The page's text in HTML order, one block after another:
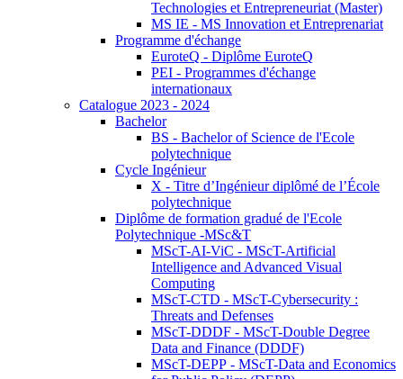
Technologies et Entrepreneuriat (Master)
MS IE - MS Innovation et Entreprenariat
Programme d'échange
EuroteQ - Diplôme EuroteQ
PEI - Programmes d'échange
internationaux
Catalogue 2023 - 2024
Bachelor
BS - Bachelor of Science de l'Ecole
polytechnique
Cycle Ingénieur
X - Titre d’Ingénieur diplômé de l’École
polytechnique
Diplôme de formation gradué de l'Ecole
Polytechnique -MSc&T
MScT-AI-ViC - MScT-Artificial
Intelligence and Advanced Visual
Computing
MScT-CTD - MScT-Cybersecurity :
Threats and Defenses
MScT-DDDF - MScT-Double Degree
Data and Finance (DDDF)
MScT-DEPP - MScT-Data and Economics